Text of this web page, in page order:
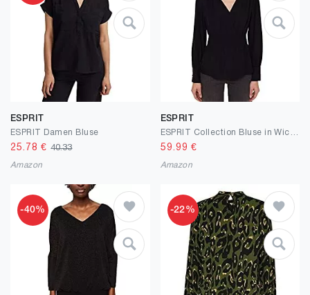
ESPRIT
ESPRIT Damen Bluse
25.78 €40.33
Amazon
ESPRIT
59.99 €
Amazon
-40% -22%